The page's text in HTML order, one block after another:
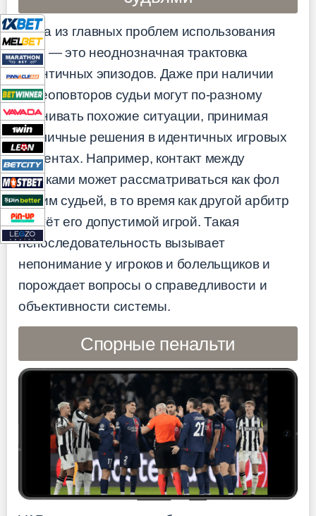
Одна из главных проблем использования
VAR — это неоднозначная трактовка
идентичных эпизодов. Даже при наличии
видеоповторов судьи могут по-разному
оценивать похожие ситуации, принимая
различные решения в идентичных игровых
моментах. Например, контакт между
игроками может рассматриваться как фол
одним судьей, в то время как другой арбитр
сочтёт его допустимой игрой. Такая
непоследовательность вызывает
непонимание у игроков и болельщиков и
порождает вопросы о справедливости и
объективности системы.
Спорные пенальти